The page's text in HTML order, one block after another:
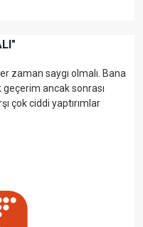
zaman saygı olmalı. Bana
ancak sonrası
çok ciddi yaptırımlar